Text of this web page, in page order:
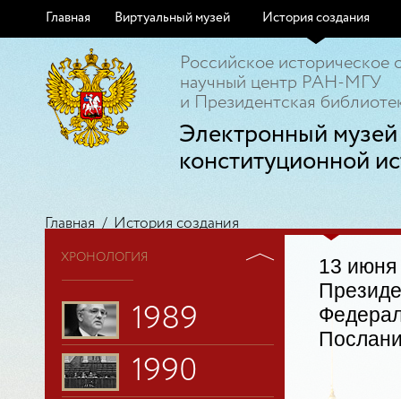
Главная Виртуальный музей История создания
Российское историческое
научный центр РАН-МГУ
и Президентская
Электронный музей
конституционной
Главная / История создания
ХРОНОЛОГИЯ1988
1989
1990
13 июня